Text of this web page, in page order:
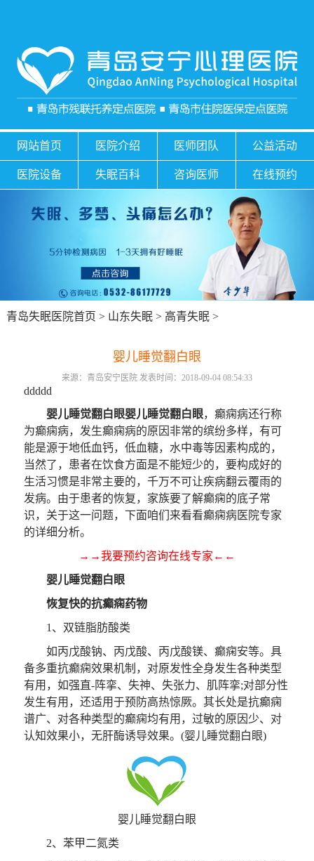
网站首页 医院介绍 医师团队 公益活动
医院设备 失眠百科 咨询医师 在线预约
青岛失眠医院首页 > 山东失眠> 高青失眠>
婴儿睡觉翻白眼
来源：青岛安宁医院 发表时间：2018-09-04 08:54:33
ddddd
婴儿睡觉翻白眼婴儿睡觉翻白眼，癫痫病还行称
为癫痫病，发生癫痫病的原因非常的缤纷多样，有可
能是源于地低血钙，低血糖，水中毒等因素构成的，
当然了，患者在饮食方面是不能短少的，要构成好的
生活习惯是非常主要的，千万不可让疾病翻云覆雨的
发病。由于患者的恢复，家族要了解癫痫的底子常
识，关于这一问题，下面咱们来看看癫痫病医院专家
的详细分析。
→→我要预约咨询在线专家←←
婴儿睡觉翻白眼
恢复快的抗癫痫药物
1、双链脂肪酸类
如丙戊酸钠、丙戊酸、丙戊酸镁、癫痫安等。具
备多重抗癫痫效果机制，对原发性全身发生各种类型
有用，如强直-阵挛、失神、失张力、肌阵挛;对部分性
发生有用，还适用于预防高热惊厥。其长处是抗癫痫
谱广、对各种类型的癫痫均有用，过敏的原因少、对
认知效果小，无肝酶诱导效果。(婴儿睡觉翻白眼)
婴儿睡觉翻白眼
2、苯甲二氮类